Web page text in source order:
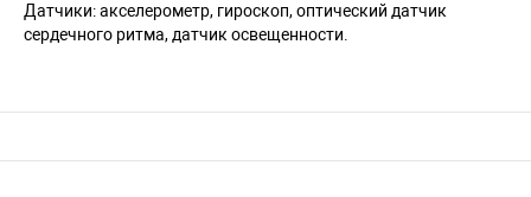
Датчики: акселерометр, гироскоп, оптический датчик
сердечного ритма, датчик освещенности.